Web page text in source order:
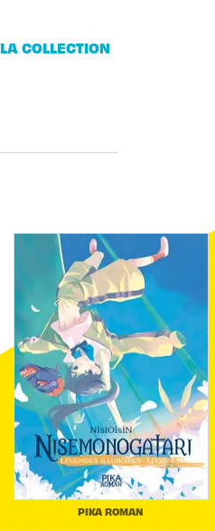
COLLECTION
PIKA ROMAN